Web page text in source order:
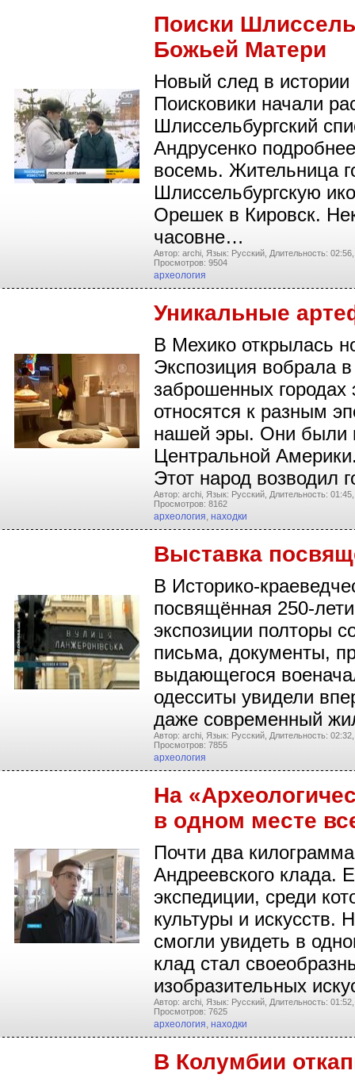
Поиски
Божьей Матери
Новый след в
Поисковики начали
Шлиссельбургский
Андрусенко
восемь. Жительница
Шлиссельбургскую
Орешек в Кировск.
часовне…
Автор: archi, Язык: Русский, Длительность: 02:56,
Просмотров: 9504
археология
Уникальные
В Мехико открылась
Экспозиция вобрала
заброшенных городах
относятся к разным
нашей эры. Они были
Центральной
Этот народ
Автор: archi, Язык: Русский, Длительность: 01:45,
Просмотров: 8162
археология, находки
Выставка
В Историко-
посвящённая 250-
экспозиции полторы
письма, документы,
выдающегося
одесситы увидели
даже современный
Автор: archi, Язык: Русский, Длительность: 02:32,
Просмотров: 7855
археология
На
в одном месте
Почти два
Андреевского клада.
экспедиции, среди
культуры и искусств.
смогли увидеть в
клад стал
изобразительных
Автор: archi, Язык: Русский, Длительность: 01:52,
Просмотров: 7625
археология, находки
В Колумбии